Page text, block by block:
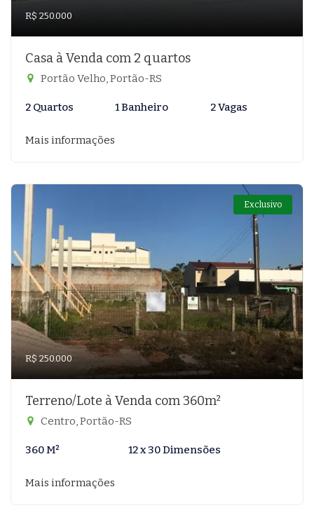
R$ 250.000
Casa à Venda com 2 quartos
Portão Velho, Portão-RS
2 Quartos 1 Banheiro 2 Vagas
Mais informações
Exclusivo
R$ 250.000
Terreno/Lote à Venda com 360m²
Centro, Portão-RS
360 M² 12 x 30 Dimensões
Mais informações